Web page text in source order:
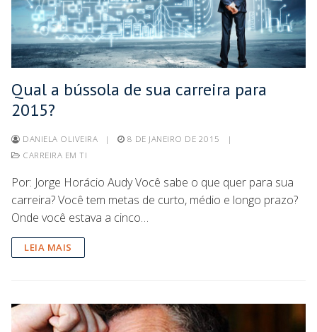
Qual a bússola de sua carreira para
2015?
DANIELA OLIVEIRA | 8 DE JANEIRO DE 2015
|
CARREIRA EM TI
Por: Jorge Horácio Audy Você sabe o que quer para sua
carreira? Você tem metas de curto, médio e longo prazo?
Onde você estava a cinco…
LEIA MAIS